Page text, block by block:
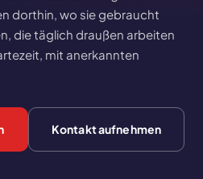
dorthin, wo sie gebraucht
die täglich draußen arbeiten
mit anerkannten
Kontakt aufnehmen